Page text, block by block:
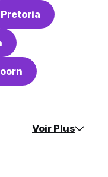
Pretoria
Voir Plus